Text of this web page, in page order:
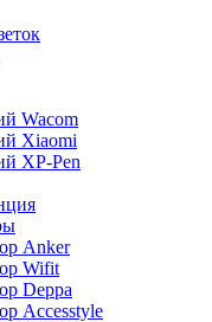
Wacom
Xiaomi
XP-Pen
Anker
Wifit
Deppa
Accesstyle